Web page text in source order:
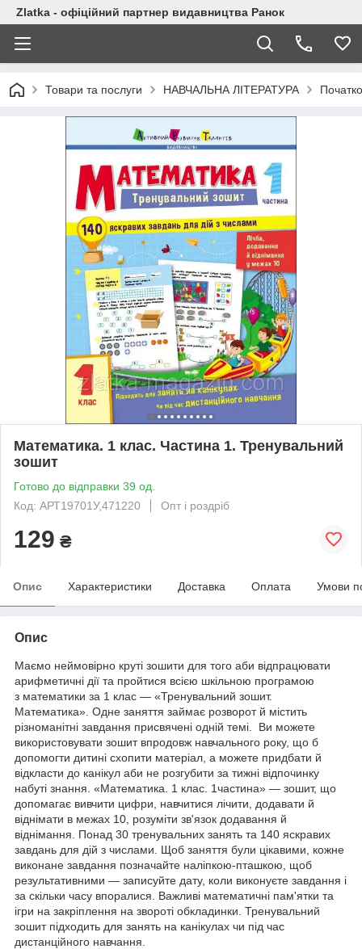
Zlatka - офіційний партнер видавництва Ранок
Товари та послуги НАВЧАЛЬНА ЛІТЕРАТУРА
Математика. 1 клас. Частина 1. Тренувальний
зошит
Готово до відправки 39 од.
Код: АРТ19701У,471220
Опт і роздріб
129 ₴
Опис Характеристики Доставка Оплата Умови
Опис
Маємо неймовірно круті зошити для того аби відпрацювати
арифметичні дії та пройтися всією шкільною програмою
з математики за 1 клас — «Тренувальний зошит.
Математика». Одне заняття займає розворот й містить
різноманітні завдання присвячені одній темі. Ви можете
використовувати зошит впродовж навчального року, що б
допомогти дитині схопити матеріал, а можете придбати й
відкласти до канікул аби не розгубити за тижні відпочинку
набуті знання. «Математика. 1 клас. 1частина» — зошит, що
допомагає вивчити цифри, навчитися лічити, додавати й
віднімати в межах 10, розуміти зв'язок додавання й
віднімання. Понад 30 тренувальних занять та 140 яскравих
завдань для дій з числами. Щоб заняття були цікавими, кожне
виконане завдання позначайте наліпкою-пташкою, щоб
результативними — записуйте дату, коли виконуєте завдання і
за скільки часу впоралися. Важливі математичні пам'ятки та
ігри на закріплення на звороті обкладинки. Тренувальний
зошит підходить для занять на канікулах чи під час
дистанційного навчання.